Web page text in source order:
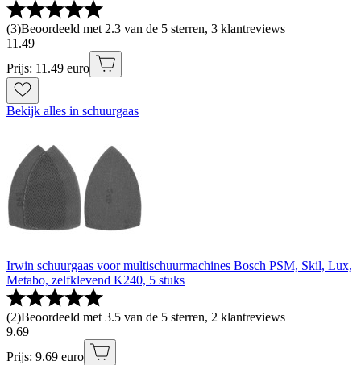
(3)Beoordeeld met 2.3 van de 5 sterren, 3 klantreviews
11 .49
Prijs: 11.49 euro
Bekijk alles in schuurgaas
Irwin schuurgaas voor multischuurmachines Bosch PSM, Skil, Lux,
Metabo, zelfklevend K240, 5 stuks
(2)Beoordeeld met 3.5 van de 5 sterren, 2 klantreviews
9.69
Prijs: 9.69 euro